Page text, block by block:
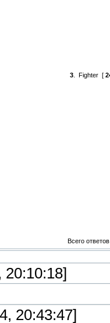
3 Fighter [
Всего
20:10:18]
20:43:47]